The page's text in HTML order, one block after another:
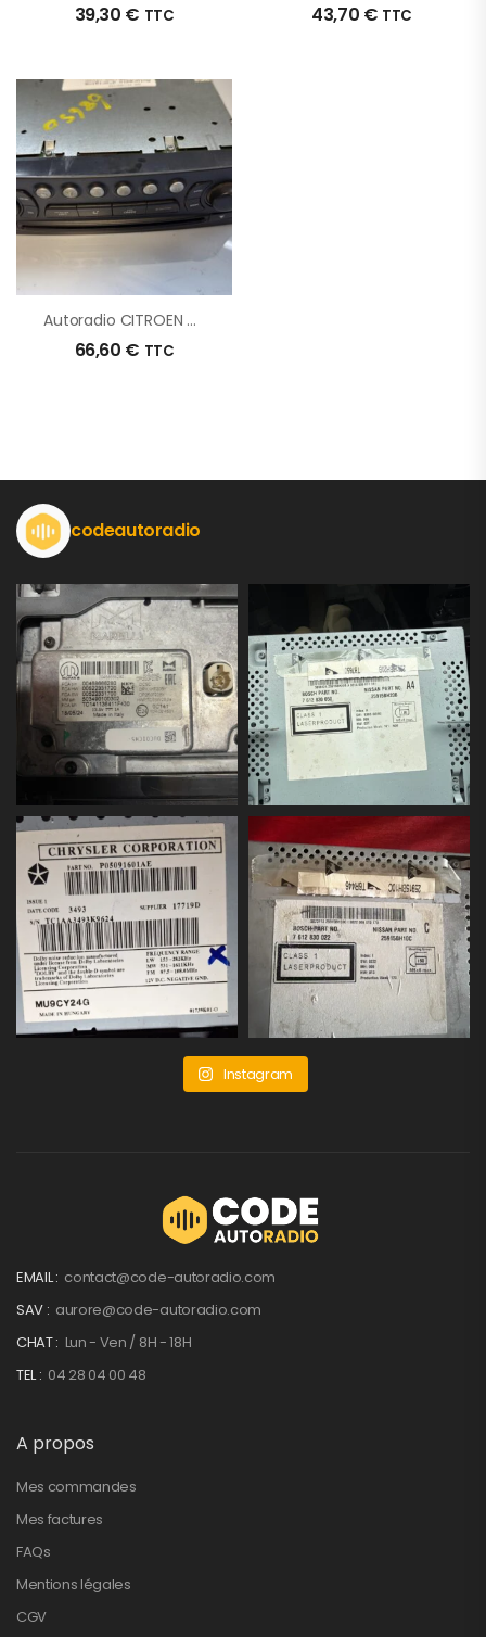
39,30 € TTC 43,70 € TTC
Autoradio CITROEN C4 1 PHASE 1 COUPE D’origine – 2006 – Occasion
66,60 € TTC
codeautoradio
Instagram
EMAIL : contact@code-autoradio.com
SAV : aurore@code-autoradio.com
CHAT : Lun - Ven / 8H - 18H
TEL : 04 28 04 00 48
A propos
Mes commandes
Mes factures
FAQs
Mentions légales
CGV